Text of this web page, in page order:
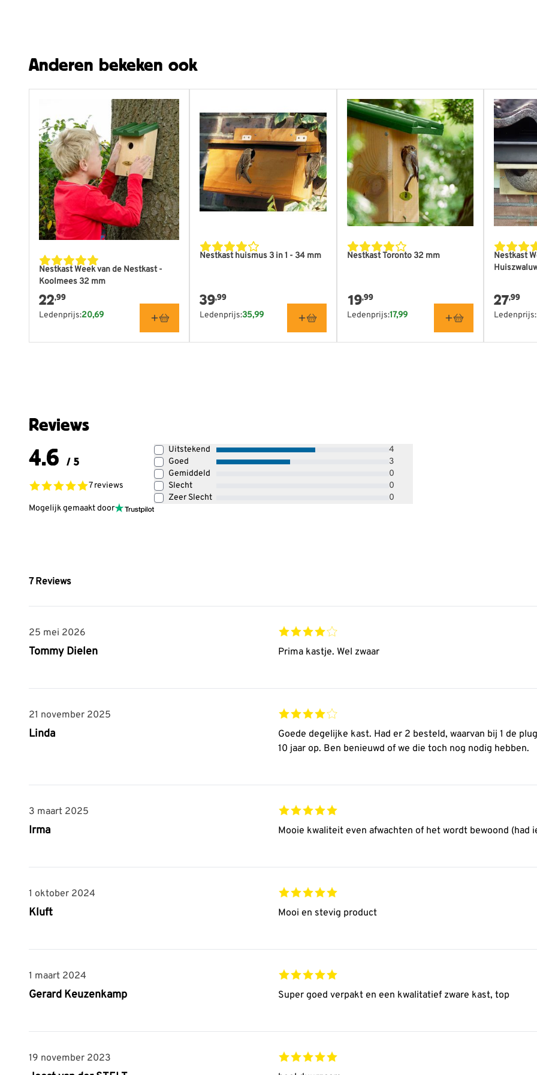
Kleur
Anderen bekeken ook
Nestkast Week van de Nestkast -
Koolmees 32 mm
22,99
Ledenprijs:20,69
Nestkast huismus 3 in 1 - 34 mm
39,99
Ledenprijs:35,99
Nestkast Toronto 32 mm
19,99
Ledenprijs:17,99
Nestkast
27,99
Ledenprijs:
Reviews
4.6 / 5
7 reviews
Mogelijk gemaakt door
Uitstekend
4
Goed
3
Gemiddeld
0
Slecht
0
Zeer Slecht
0
7Reviews
25 mei 2026
25 mei 2026
Tommy Dielen Prima kastje. Wel zwaar
21 november 2025
21 november 2025
Linda
Goede degelijke kast. Had er 2 besteld, waarvan bij 1 de
10 jaar op. Ben benieuwd of we die toch nog nodig hebben.
3 maart 2025
3 maart 2025
Irma Mooie kwaliteit even afwachten of het wordt bewoond (had
1 oktober 2024
1 oktober 2024
Kluft Mooi en stevig product
1 maart 2024
1 maart 2024
Gerard Keuzenkamp Super goed verpakt en een kwalitatief zware kast, top
19 november 2023
19 november 2023